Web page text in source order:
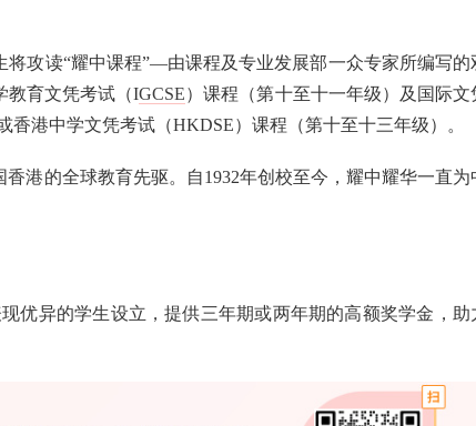
攻读“耀中课程”—由课程及专业发展部一众专家所编写的
教育文凭考试（IGCSE）课程（第十至十一年级）及国际文
香港中学文凭考试（HKDSE）课程（第十至十三年级）。
港的全球教育先驱。自1932年创校至今，耀中耀华一直为
优异的学生设立，提供三年期或两年期的高额奖学金，助